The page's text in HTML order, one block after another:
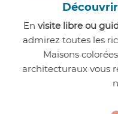
En visite libre ou
admirez toutes les
Maisons
architecturaux vous